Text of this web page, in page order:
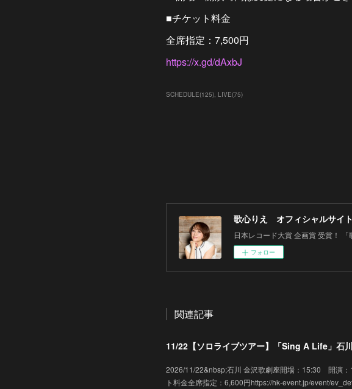
■チケット料金
全席指定：7,500円
https://x.gd/dAxbJ
SCHEDULE(125) LIVE(75)
歌心りえ オフィシャルサイト
日本レコード大賞 企画賞 受賞！ 「
フォロー
関連記事
11/22【ソロライブツアー】「Sing A Life」石
2026/11/22&nbsp;石川 金沢歌劇座開場：15:30 開演：
ト料金全席指定：6,600円https://hk-event.jp/event/